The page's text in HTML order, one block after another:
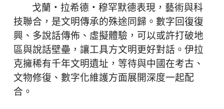
戈蘭・拉希德・穆罕默德表現，藝術與科
技聯合，是文明傳承的殊途同歸。數字回復復
興、多說話傳佈、虛擬體驗，可以或許打破地
區與說話壁壘，讓工具方文明更好對話。伊拉
克擁稀有千年文明遺址，等待與中國在考古、
文物修復、數字化維護方面展開深度一起配
合。